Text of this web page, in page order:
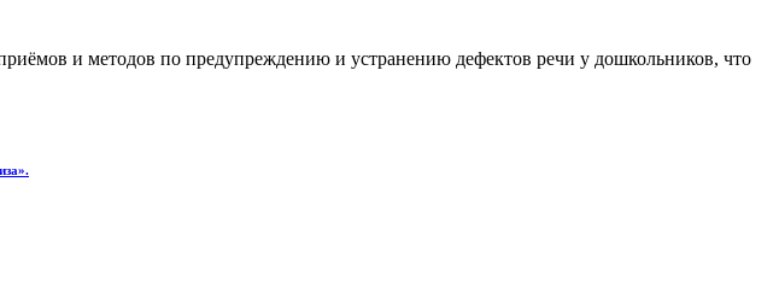
и методов по предупреждению и устранению дефектов речи у дошкольников, что